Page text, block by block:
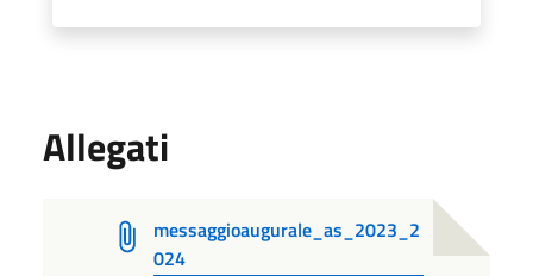
Allegati
messaggioaugurale_as_2023_2
024